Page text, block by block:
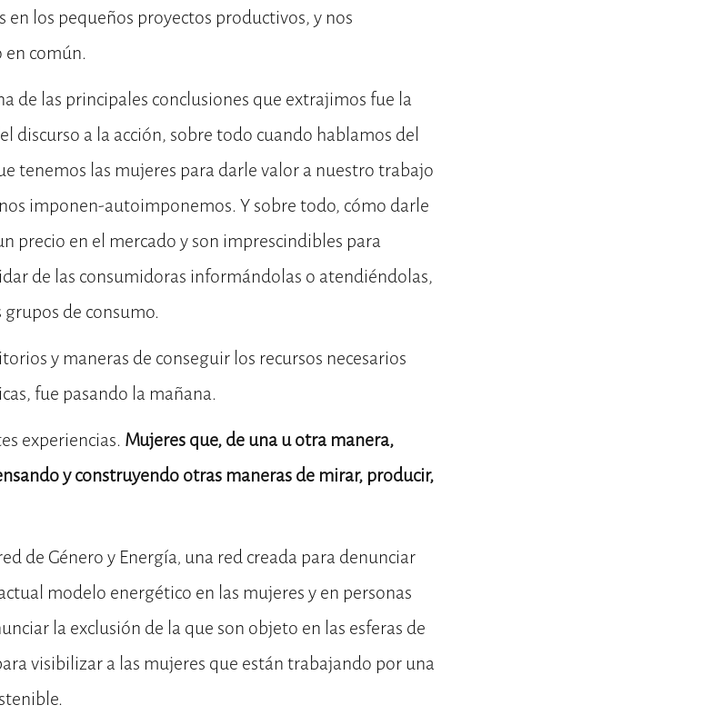
los pequeños proyectos productivos, y nos
común.
de las principales conclusiones que extrajimos fue la
discurso a la acción, sobre todo cuando hablamos del
tenemos las mujeres para darle valor a nuestro trabajo
imponen-autoimponemos. Y sobre todo, cómo darle
precio en el mercado y son imprescindibles para
de las consumidoras informándolas o atendiéndolas,
de consumo.
y maneras de conseguir los recursos necesarios
fue pasando la mañana.
experiencias. Mujeres que, de una u otra manera,
y construyendo otras maneras de mirar, producir,
de Género y Energía, una red creada para denunciar
modelo energético en las mujeres y en personas
la exclusión de la que son objeto en las esferas de
visibilizar a las mujeres que están trabajando por una